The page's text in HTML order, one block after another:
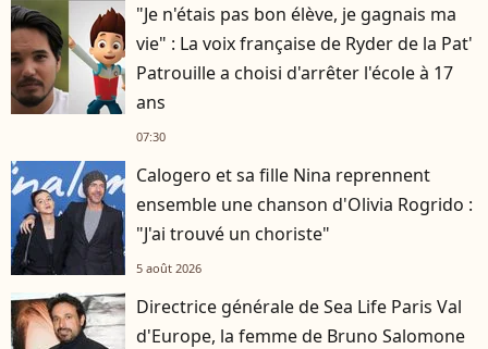
"Je n'étais pas bon élève, je gagnais ma
vie" : La voix française de Ryder de la Pat'
Patrouille a choisi d'arrêter l'école à 17
ans
07:30
Calogero et sa fille Nina reprennent
ensemble une chanson d'Olivia Rogrido :
"J'ai trouvé un choriste"
5 août 2026
Directrice générale de Sea Life Paris Val
d'Europe, la femme de Bruno Salomone